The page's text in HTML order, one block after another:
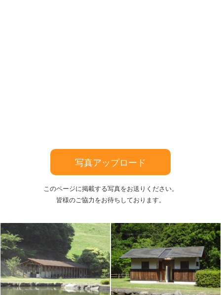
写真アップロード
このページに掲載する写真をお送りください。
皆様のご協力をお待ちしております。